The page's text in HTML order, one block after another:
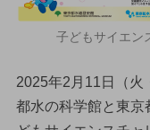
子どもサイエン
2025年2月11日（火
都水の科学館と東京